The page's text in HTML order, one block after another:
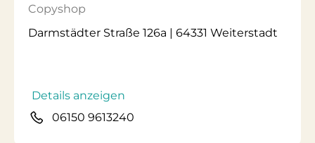
Copyshop
Darmstädter Straße 126a | 64331 Weiterstadt
Details anzeigen
06150 9613240